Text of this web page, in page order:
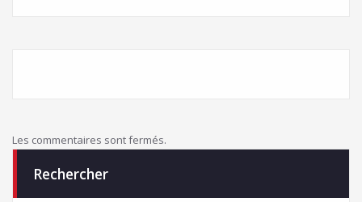
Les commentaires sont fermés.
Rechercher